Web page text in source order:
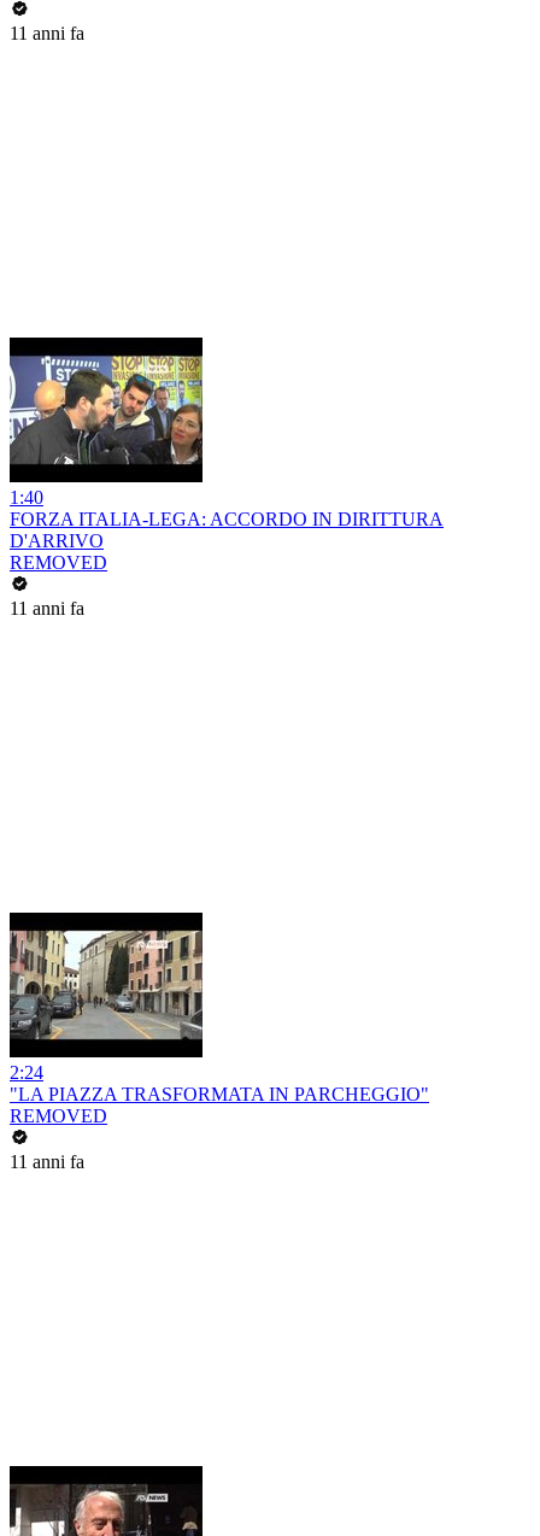
11 anni fa
1:40
FORZA ITALIA-LEGA: ACCORDO IN DIRITTURA
D'ARRIVO
REMOVED
11 anni fa
2:24
"LA PIAZZA TRASFORMATA IN PARCHEGGIO"
REMOVED
11 anni fa